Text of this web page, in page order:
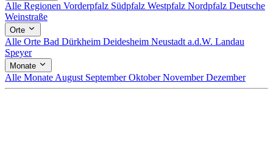
Alle Regionen Vorderpfalz Südpfalz Westpfalz Nordpfalz Deutsche
Weinstraße
Orte
Alle Orte Bad Dürkheim Deidesheim Neustadt a.d.W. Landau
Speyer
Monate
Alle Monate August SeptemberOktoberNovemberDezember